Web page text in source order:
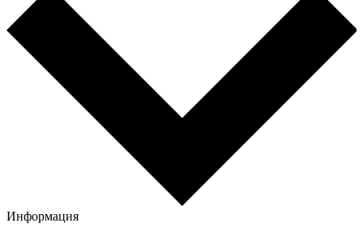
Информация